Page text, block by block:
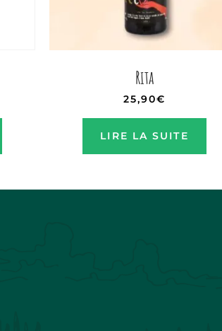
Rita
25,90€
LIRE LA SUITE